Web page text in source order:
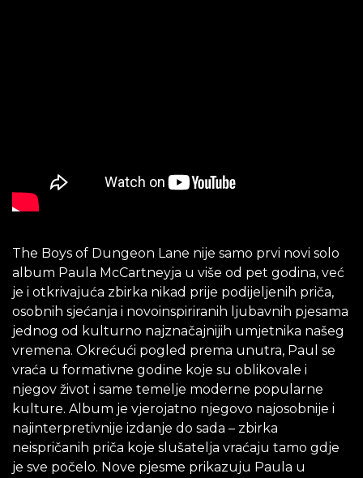
The Boys of Dungeon Lane nije samo prvi novi solo
album Paula McCartneyja u više od pet godina, već
je i otkrivajuća zbirka nikad prije podijeljenih priča,
osobnih sjećanja i novoinspiriranih ljubavnih pjesama
jednog od kulturno najznačajnijih umjetnika našeg
vremena. Okrećući pogled prema unutra, Paul se
vraća u formativne godine koje su oblikovale i
njegov život i same temelje moderne popularne
kulture. Album je vjerojatno njegovo najosobnije i
najinterpretivnije izdanje do sada – zbirka
neispričanih priča koje slušatelja vraćaju tamo gdje
je sve počelo. Nove pjesme prikazuju Paula u